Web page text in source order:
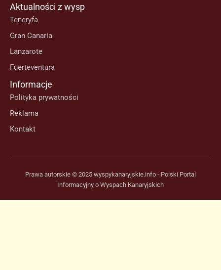
Aktualności z wysp
Teneryfa
Gran Canaria
Lanzarote
Fuerteventura
Informacje
Polityka prywatności
Reklama
Kontakt
Prawa autorskie © 2025 wyspykanaryjskie.info - Polski Portal
Informacyjny o Wyspach Kanaryjskich